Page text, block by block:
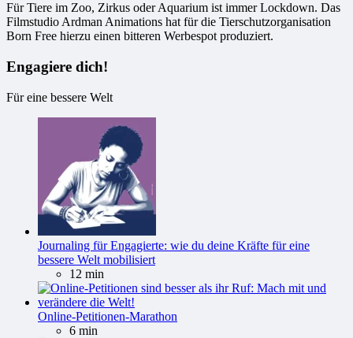
Für Tiere im Zoo, Zirkus oder Aquarium ist immer Lockdown. Das
Filmstudio Ardman Animations hat für die Tierschutzorganisation
Born Free hierzu einen bitteren Werbespot produziert.
Engagiere dich!
Für eine bessere Welt
Journaling für Engagierte: wie du deine Kräfte für eine
bessere Welt mobilisiert
12 min
Online-Petitionen-Marathon
6 min